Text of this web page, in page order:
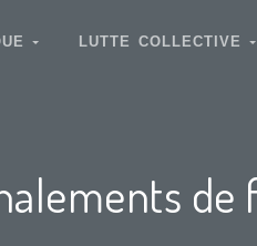
LUTTE COLLECTIVE
de